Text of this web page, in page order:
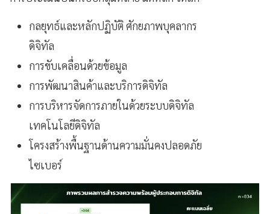
กลยุทธ์และหลักปฏิบัติ ศักยภาพบุคลากร
ดิจิทัล
การขับเคลื่อนด้วยข้อมูล
การพัฒนาสินค้าและบริการดิจิทัล
การบริหารจัดการภายในด้วยระบบดิจิทัล
เทคโนโลยีดิจิทัล
โครงสร้างพื้นฐานด้านความมั่นคงปลอดภัย
ไซเบอร์